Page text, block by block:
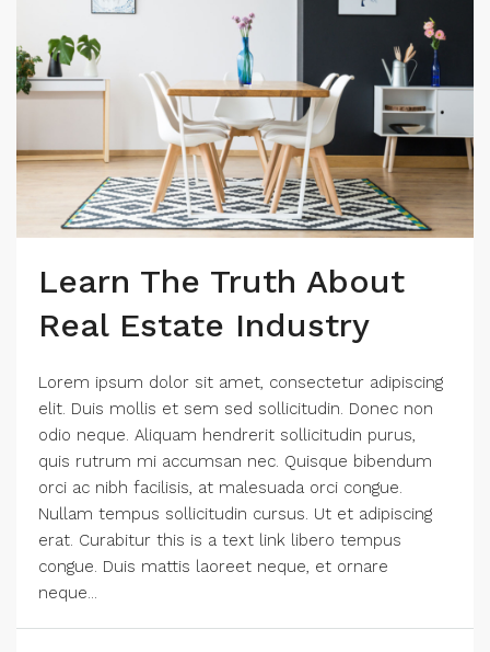
Learn The Truth About
Real Estate Industry
Lorem ipsum dolor sit amet, consectetur adipiscing
elit. Duis mollis et sem sed sollicitudin. Donec non
odio neque. Aliquam hendrerit sollicitudin purus,
quis rutrum mi accumsan nec. Quisque bibendum
orci ac nibh facilisis, at malesuada orci congue.
Nullam tempus sollicitudin cursus. Ut et adipiscing
erat. Curabitur this is a text link libero tempus
congue. Duis mattis laoreet neque, et ornare
neque...